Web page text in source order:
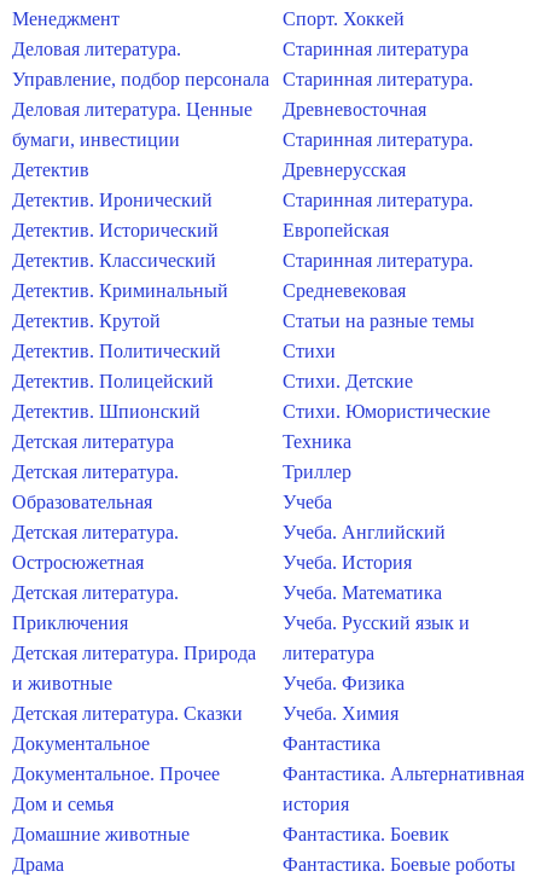
Менеджмент
Деловая литература.
Управление, подбор персонала
Деловая литература. Ценные
бумаги, инвестиции
Детектив
Детектив. Иронический
Детектив. Исторический
Детектив. Классический
Детектив. Криминальный
Детектив. Крутой
Детектив. Политический
Детектив. Полицейский
Детектив. Шпионский
Детская литература
Детская литература.
Образовательная
Детская литература.
Остросюжетная
Детская литература.
Приключения
Детская литература. Природа
и животные
Детская литература. Сказки
Документальное
Документальное. Прочее
Дом и семья
Домашние животные
Драма
Спорт. Хоккей
Старинная литература
Старинная литература.
Древневосточная
Старинная литература.
Древнерусская
Старинная литература.
Европейская
Старинная литература.
Средневековая
Статьи на разные темы
Стихи
Стихи. Детские
Стихи. Юмористические
Техника
Триллер
Учеба
Учеба. Английский
Учеба. История
Учеба. Математика
Учеба. Русский язык и
литература
Учеба. Физика
Учеба. Химия
Фантастика
Фантастика. Альтернативная
история
Фантастика. Боевик
Фантастика. Боевые роботы